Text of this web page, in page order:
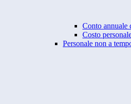
Conto annuale
Costo
Personale non a